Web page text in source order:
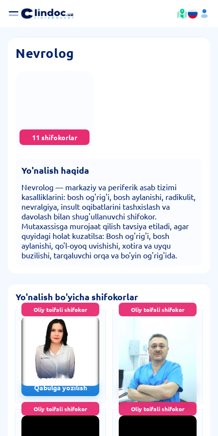
Nevrolog
11 shifokorlar
Yo'nalish haqida
Nevrolog — markaziy va periferik asab tizimi
kasalliklarini: bosh og'rig'i, bosh aylanishi, radikulit,
nevralgiya, insult oqibatlarini tashxislash va
davolash bilan shug'ullanuvchi shifokor.
Mutaxassisga murojaat qilish tavsiya etiladi, agar
quyidagi holat kuzatilsa: Bosh og'rig'i, bosh
aylanishi, qo'l-oyoq uvishishi, xotira va uyqu
buzilishi, tarqaluvchi orqa va bo'yin og'rig'ida.
Yo'nalish bo'yicha shifokorlar
Oliy toifali shifokor
Ponomareva Nina
Mixaylovna
Nevrolog
22 yillik tajriba
150 000 сум
180 000 сум -16%
Qabulga yozilish
Oliy toifali shifokor
Nevrolog • Nevropatolog
17 yillik tajriba
225 000 сум
250 000 сум -10%
Qabulga yozilish
Oliy toifali shifokor Oliy toifali shifokor